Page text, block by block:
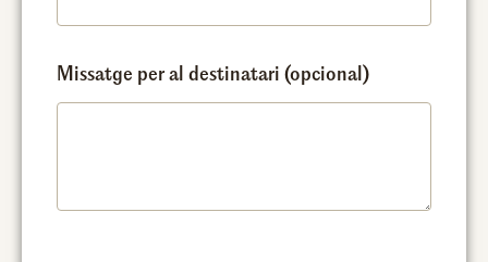
Missatge per al destinatari (opcional)